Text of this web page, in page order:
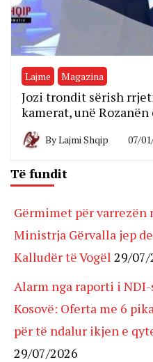
Lajme Magazina
Jozi trondit sërish
kamerat, unë
ByLajmi Shqip 07/
Të fundit
Gërmimet për varrezën
Ministrja Gërvalla jep
Kalludër të Vogël 29/07/
Alarm nga raporti i
Kosovë: Oferta me 6
për të ndalur ikjen e
29/07/2026